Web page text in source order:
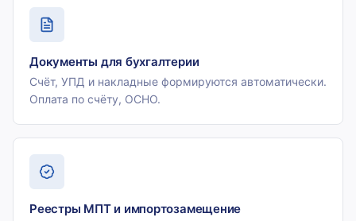
Документы для бухгалтерии
Счёт, УПД и накладные формируются автоматически.
Оплата по счёту, ОСНО.
Реестры МПТ и импортозамещение